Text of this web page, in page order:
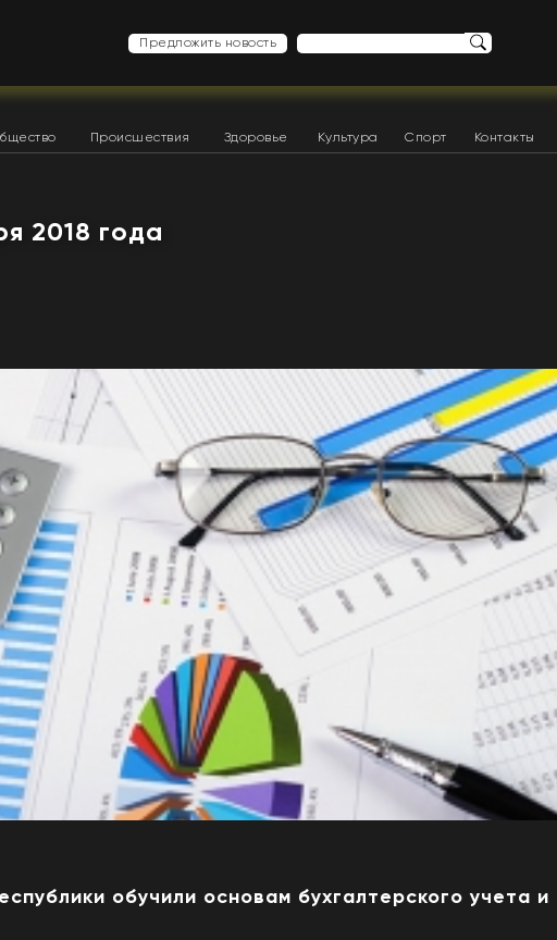
Предложить новость
Происшествия Здоровье Культура Спорт Контакты
2018 года
обучили основам бухгалтерского учета и